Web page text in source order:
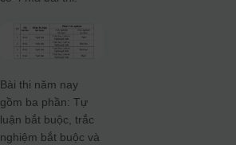
Bài thi năm nay
gồm ba phần: Tự
luận bắt buộc, trắc
nghiệm bắt buộc và